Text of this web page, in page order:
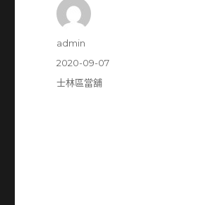
作
admin
發
佈
2020-09-07
分
士林區當舖